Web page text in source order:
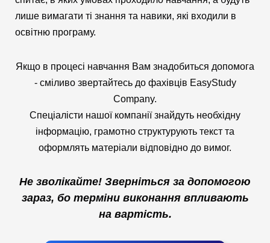
лише вимагати ті знання та навики, які входили в
освітню програму.
Якщо в процесі навчання Вам знадобиться допомога
- сміливо звертайтесь до фахівців EasyStudy
Company.
Спеціалісти нашої компанії знайдуть необхідну
інформацію, грамотно структурують текст та
оформлять матеріали відповідно до вимог.
Не зволікайте! Зверніться за допомогою
зараз, бо терміни виконання впливають
на вартість.